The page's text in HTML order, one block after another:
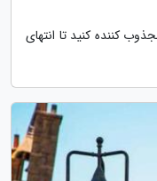
کننده کنید تا انتهای